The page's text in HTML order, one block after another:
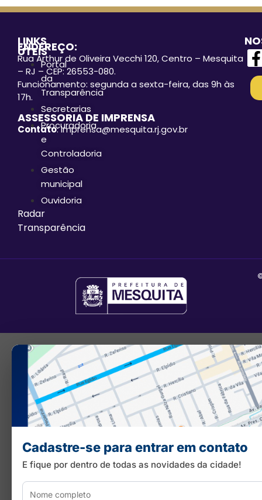
LINKS
ÚTEIS
Portal
da
Transparência
Secretarias
Procuradoria
e
Controladoria
Gestão
municipal
Ouvidoria
Radar
Transparência
ENDEREÇO:
Rua Arthur de Oliveira Vecchi 120, Centro – Mesquita
– RJ – CEP: 26553-080.
Funcionamento: segunda a sexta-feira, das 9h às
17h.
ASSESSORIA DE IMPRENSA
Contato: imprensa@mesquita.rj.gov.br
Cadastre-se para entrar em contato
E fique por dentro de todas as novidades da cidade!